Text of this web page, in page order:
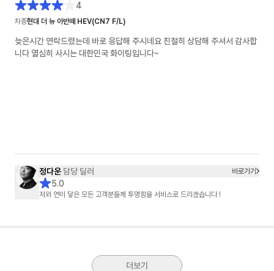
4
차종현대 더 뉴 아반떼 HEV(CN7 F/L)
늦은시간 연락드렸는데 바로 응답해 주시네요 친절히 상담해 주셔서 감사합
니다 열심히 사시는 대한민국 화이팅입니다~
정다운 담당 딜러 바로가기
5.0
저와 연이 닿은 모든 고객분들께 투명함을 서비스로 드리겠습니다 !
더보기